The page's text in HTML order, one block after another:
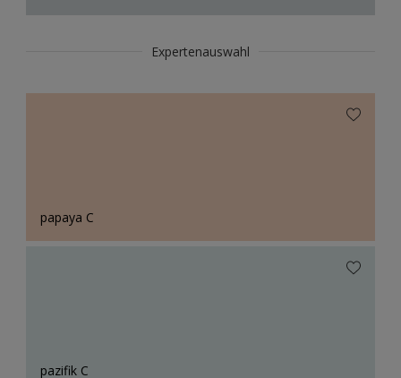
Expertenauswahl
papaya C
pazifik C